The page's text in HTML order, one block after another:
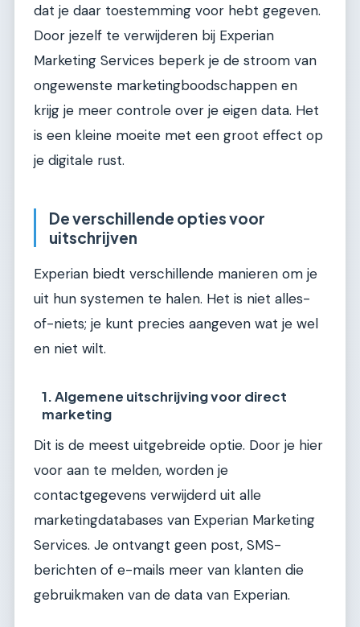
dat je daar toestemming voor hebt gegeven.
Door jezelf te verwijderen bij Experian
Marketing Services beperk je de stroom van
ongewenste marketingboodschappen en
krijg je meer controle over je eigen data. Het
is een kleine moeite met een groot effect op
je digitale rust.
De verschillende opties voor
uitschrijven
Experian biedt verschillende manieren om je
uit hun systemen te halen. Het is niet alles-
of-niets; je kunt precies aangeven wat je wel
en niet wilt.
1. Algemene uitschrijving voor direct
marketing
Dit is de meest uitgebreide optie. Door je hier
voor aan te melden, worden je
contactgegevens verwijderd uit alle
marketingdatabases van Experian Marketing
Services. Je ontvangt geen post, SMS-
berichten of e-mails meer van klanten die
gebruikmaken van de data van Experian.